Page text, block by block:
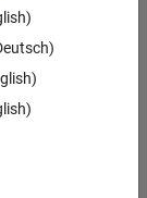
la
ha